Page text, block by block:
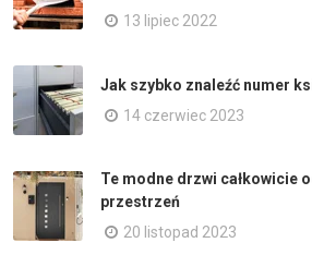
13 lipiec 2022
Jak szybko znaleźć numer
14 czerwiec 2023
Te modne drzwi całkowicie
przestrzeń
20 listopad 2023